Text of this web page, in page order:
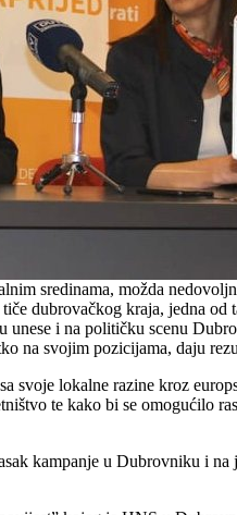
sredinama, možda
dubrovačkog kraja, jedna
i na političku scenu
na svojim pozicijama, daju
lokalne razine kroz
te kako bi se omogućilo
kampanje u Dubrovniku i